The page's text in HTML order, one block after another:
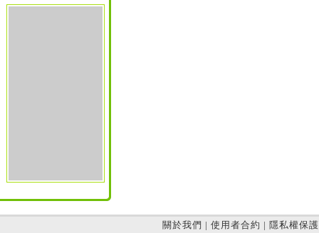
關於我們 | 使用者合約 | 隱私權保護